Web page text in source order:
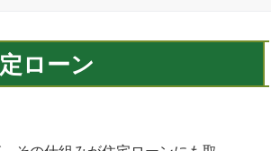
ローン